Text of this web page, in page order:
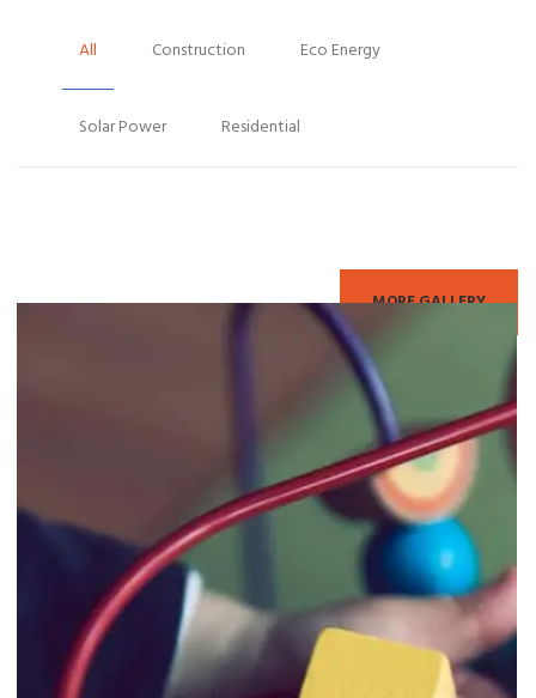
All Construction Eco Energy
Solar Power Residential
MORE GALLERY